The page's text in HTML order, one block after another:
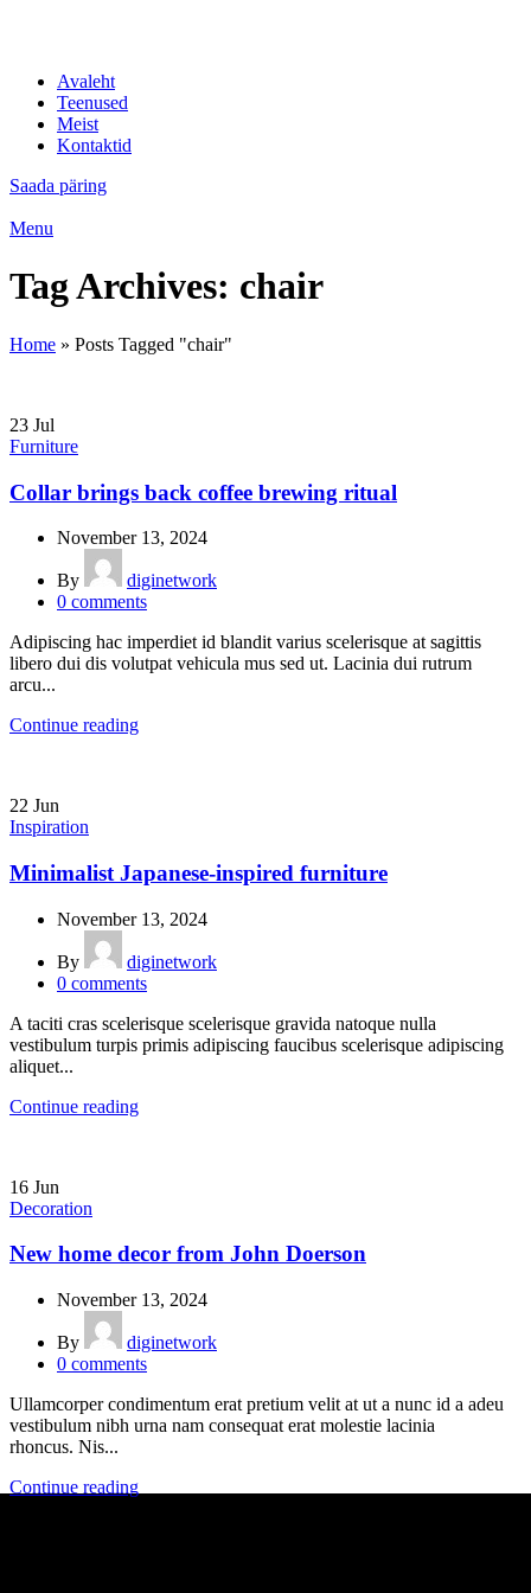
Avaleht
Teenused
Meist
Kontaktid
Saada päring
Menu
Tag Archives: chair
Home » Posts Tagged "chair"
23 Jul
Furniture
Collar brings back coffee brewing ritual
November 13, 2024
By
diginetwork
0 comments
Adipiscing hac imperdiet id blandit varius scelerisque at sagittis
libero dui dis volutpat vehicula mus sed ut. Lacinia dui rutrum
arcu...
Continue reading
22 Jun
Inspiration
Minimalist Japanese-inspired furniture
November 13, 2024
By
diginetwork
0 comments
A taciti cras scelerisque scelerisque gravida natoque nulla
vestibulum turpis primis adipiscing faucibus scelerisque adipiscing
aliquet...
Continue reading
16 Jun
Decoration
New home decor from John Doerson
November 13, 2024
By
diginetwork
0 comments
Ullamcorper condimentum erat pretium velit at ut a nunc id a adeu
vestibulum nibh urna nam consequat erat molestie lacinia
rhoncus. Nis...
Continue reading